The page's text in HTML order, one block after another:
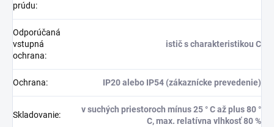
prúdu:
Odporúčaná
vstupná
ochrana:
istič s charakteristikou C
Ochrana: IP20 alebo IP54 (zákaznícke prevedenie)
Skladovanie:
v suchých priestoroch mínus 25 ° C až plus 80 °
C, max. relatívna vlhkosť 80 %